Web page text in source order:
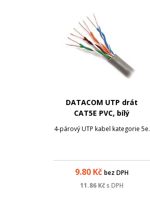
DATACOM UTP drát
CAT5E PVC, bílý
4-párový UTP kabel kategorie 5e.
9.80 Kč bez DPH
11.86 Kčs DPH